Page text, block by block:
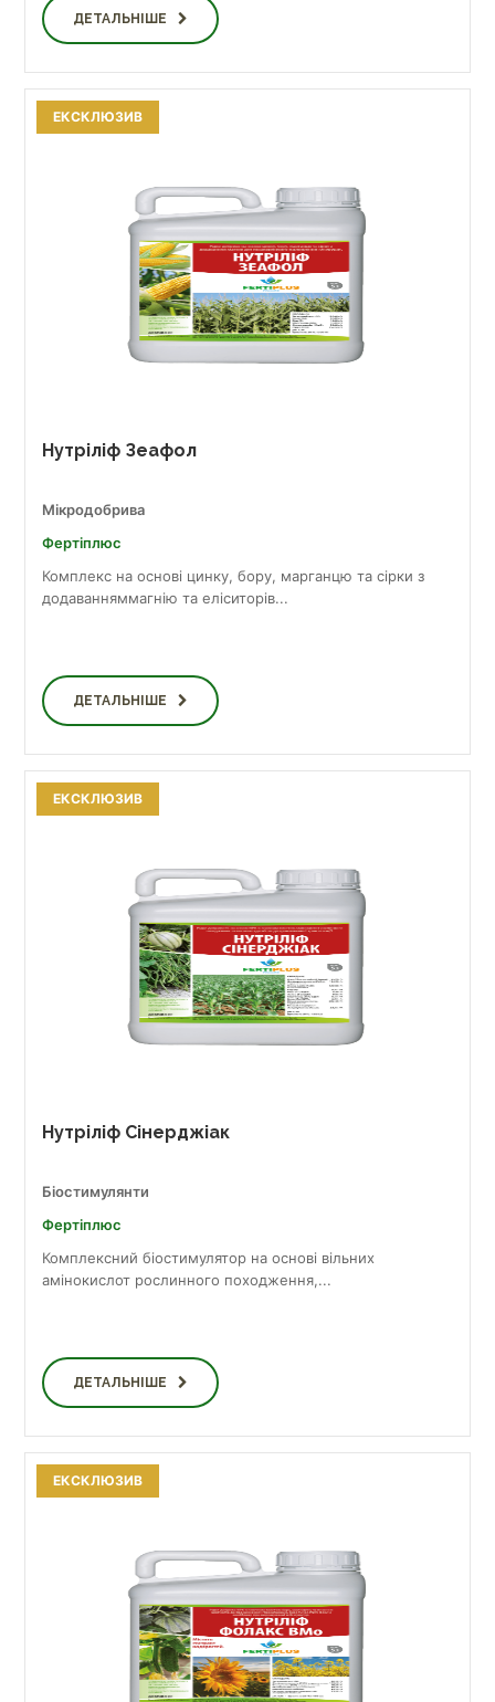
ДЕТАЛЬНІШЕ
Нутріліф Зеафол
Мікродобрива
Фертіплюс
Комплекс на основі цинку, бору, марганцю та сірки з
додаванняммагнію та еліситорів...
ДЕТАЛЬНІШЕ
ЕКСКЛЮЗИВ
Нутріліф Сінерджіак
Біостимулянти
Фертіплюс
Комплексний біостимулятор на основі вільних
амінокислот рослинного походження,...
ДЕТАЛЬНІШЕ
ЕКСКЛЮЗИВ
ЕКСКЛЮЗИВ